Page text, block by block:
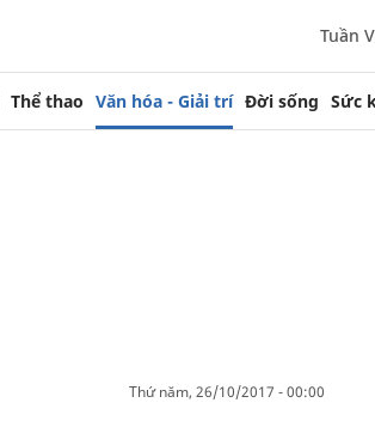
Tuần
Thể thao Văn hóa - Giải trí Đời sống Sức
thứ năm, 26/10/2017 - 00:00